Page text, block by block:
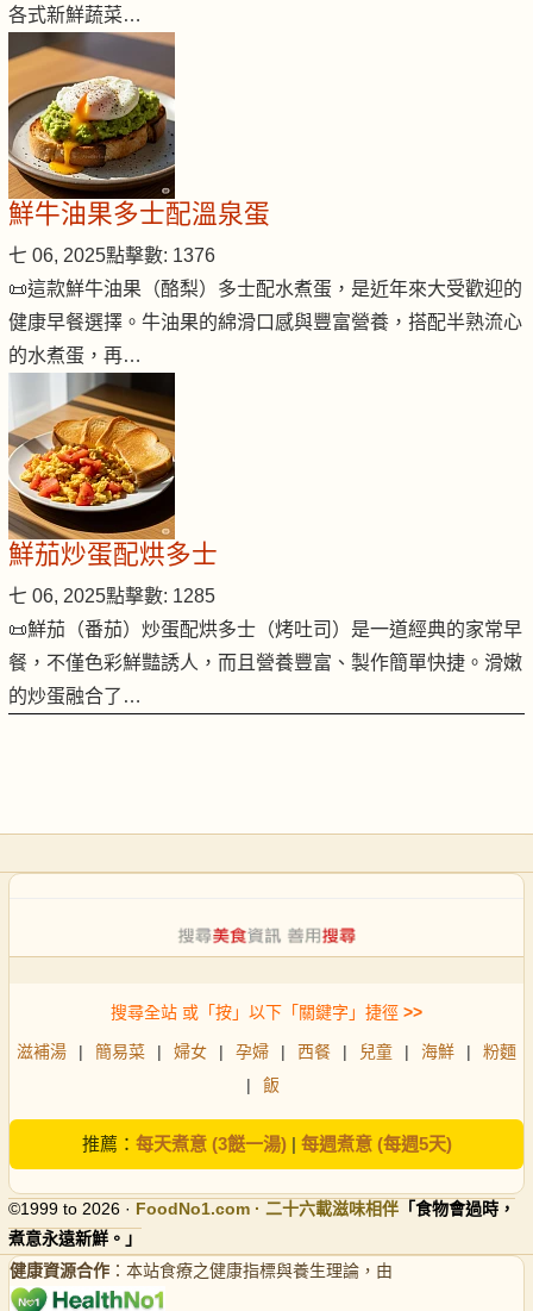
各式新鮮蔬菜…
鮮牛油果多士配溫泉蛋
七 06, 2025點擊數: 1376
📜這款鮮牛油果（酪梨）多士配水煮蛋，是近年來大受歡迎的
健康早餐選擇。牛油果的綿滑口感與豐富營養，搭配半熟流心
的水煮蛋，再…
鮮茄炒蛋配烘多士
七 06, 2025點擊數: 1285
📜鮮茄（番茄）炒蛋配烘多士（烤吐司）是一道經典的家常早
餐，不僅色彩鮮豔誘人，而且營養豐富、製作簡單快捷。滑嫩
的炒蛋融合了…
搜尋全站 或「按」以下「關鍵字」捷徑 >>
滋補湯 | 簡易菜 | 婦女 | 孕婦 | 西餐 | 兒童 | 海鮮 |
粉麵
|
飯
推薦： 每天煮意 (3餸一湯)| 每週煮意 (每週5天)
©1999 to 2026 · FoodNo1.com · 二十六載滋味相伴 「食物會過時，
煮意永遠新鮮。」
健康資源合作 ：本站食療之健康指標與養生理論，由